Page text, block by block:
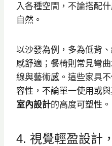
入各種空間，不論搭配
自然。
以沙發為例，多為低背
感舒適；餐椅則常見彎
線與藝術感。這些家具
容性，不論單一使用或
室內設計的高度可塑性。
4. 視覺輕盈設計